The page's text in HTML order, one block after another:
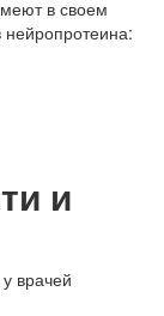
в своем
и
врачей